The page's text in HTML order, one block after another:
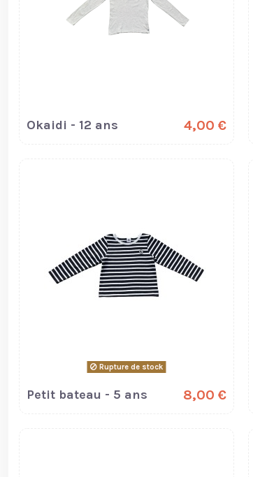
Okaidi - 12 ans 4,00 €
Rupture de stock
Petit bateau - 5 ans 8,00 €